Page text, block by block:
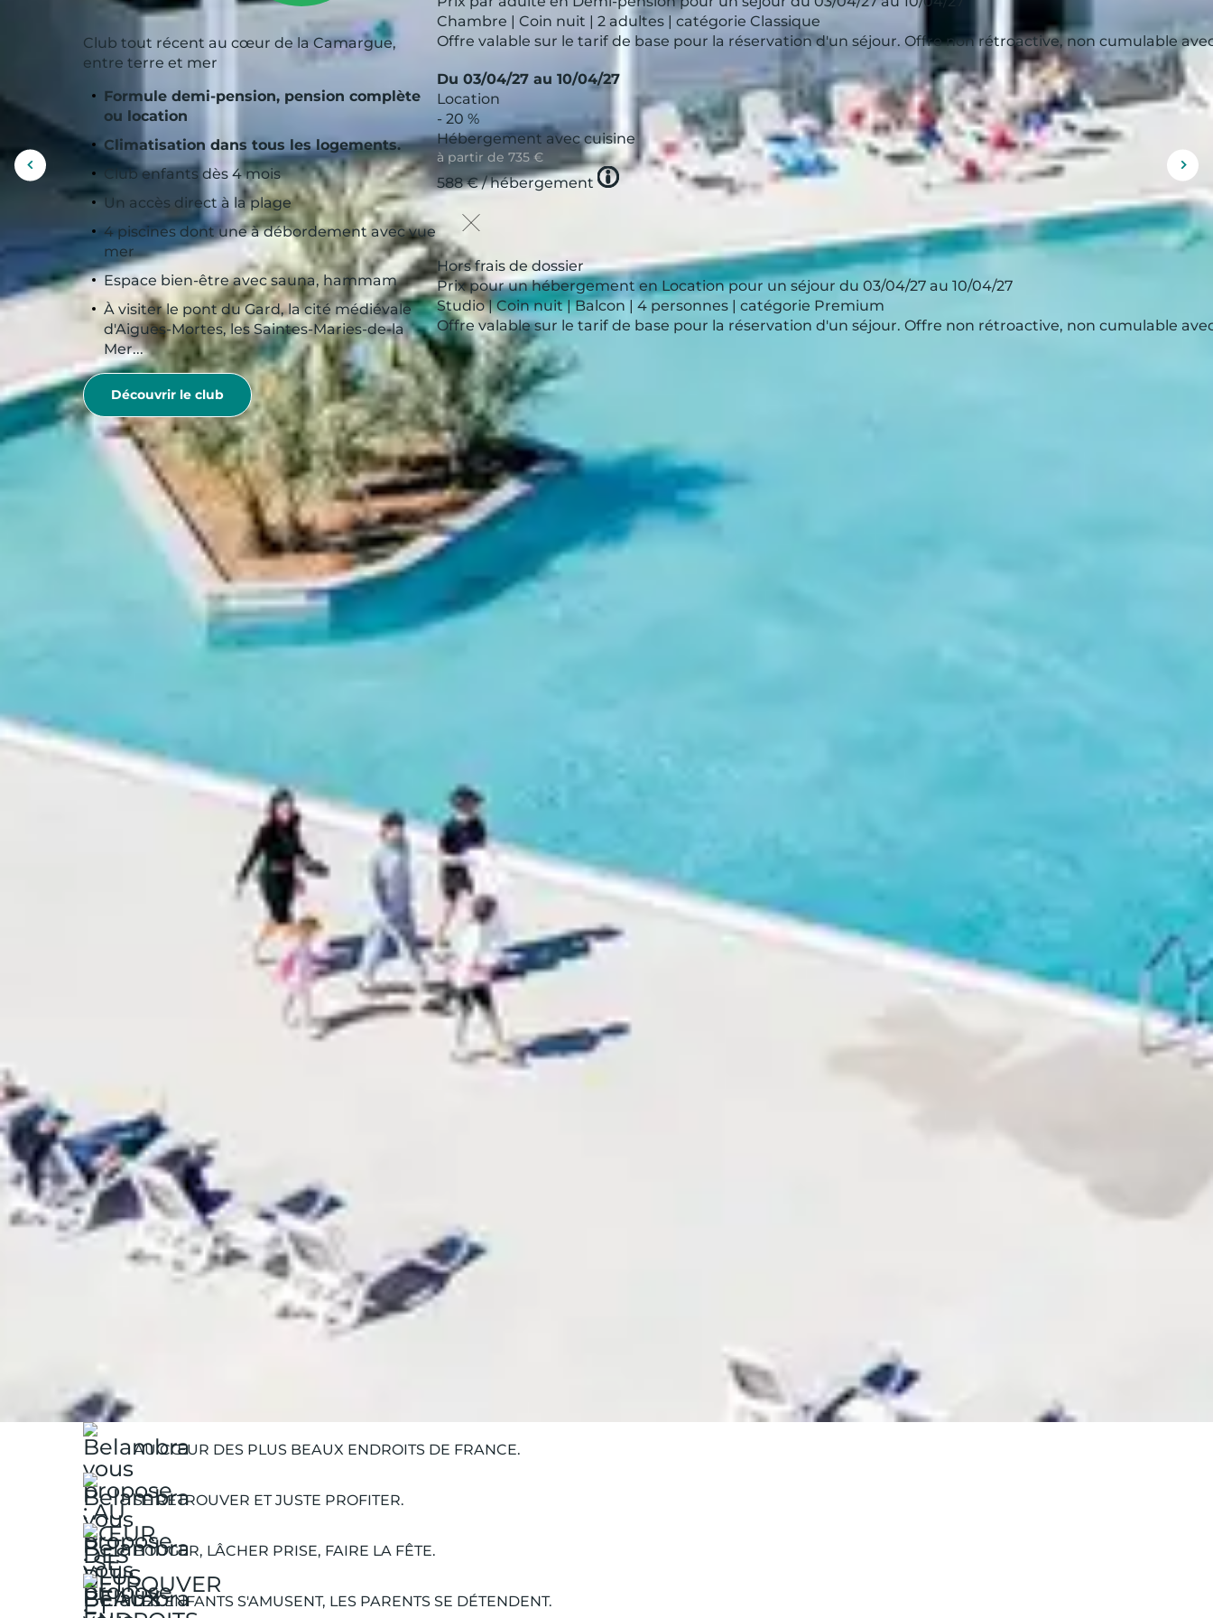
Afficher
l'image
précédente
Club tout récent au cœur de la Camargue,
entre terre et mer
Formule demi-pension, pension complète
ou location
Climatisation dans tous les logements.
Club enfants dès 4 mois
Un accès direct à la plage
4 piscines dont une à débordement avec vue
mer
Espace bien-être avec sauna, hammam
À visiter le pont du Gard, la cité médiévale
d'Aigues-Mortes, les Saintes-Maries-de-la
Mer...
Chambre | Coin nuit | 2 adultes | catégorie Classique
Offre valable sur le tarif de base pour la réservation d'un séjour. Offre non rétroactive, non cumulable
Du 03/04/27 au 10/04/27
Location
- 20 %
Hébergement avec cuisine
à partir de 735 €
588 €/ hébergement Tooltip
Hors frais de dossier
Prix pour un hébergement en Location pour un séjour du 03/04/27 au 10/04/27
Studio | Coin nuit | Balcon | 4 personnes | catégorie Premium
Offre valable sur le tarif de base pour la réservation d'un séjour. Offre non rétroactive, non cumulable
Découvrir le club
IDÉES VACANCES
Vacances d'été à la campagne
Découvrez nos formules de vacances conçues spécialement pour les
en formule pension complète qui élimine le stress de l'organisation, vous offrant ainsi des vacances sans souci.
Nos formules clubs de vacances 3B à 5B incluent l'hébergement, les repas et une variété d'activités pour vous divertir, vous dépenser et vous
émerveiller. Il vous suffit de vous détendre et de profiter de chaque moment. Vous profitez pleinement de vos vacances sans vous soucier de
Chacune de nos équipes, qu'il s'agisse de la réception, du bar, du restaurant, ou de l'animation, est dédiée à rendre
vos vacances en
. Nous sommes là pour vous conseiller, vous assister, vous divertir et vous chouchouter à chaque étape de votre
Nos clubs sont des lieux propices aux rencontres. Que ce soit lors de soirées, de jeux apéritifs ou de randonnées, vous aurez l'occasion de
guidées en passant par des activités locales, vous explorerez la destination.
Nos clubs Belambra sont aussi conçus pour accueillir
dès 4 mois jusqu'à 17 ans.
Optez pour un séjour sans tracas et créez des souvenirs mémorables aux côtés d'autres voyageurs célibataires.
Vacances d’été pour célibataires
AU CŒUR DES PLUS BEAUX ENDROITS DE FRANCE.
SE RETROUVER ET JUSTE PROFITER.
BOUGER, LÂCHER PRISE, FAIRE LA FÊTE.
LES ENFANTS S'AMUSENT, LES PARENTS SE DÉTENDENT.